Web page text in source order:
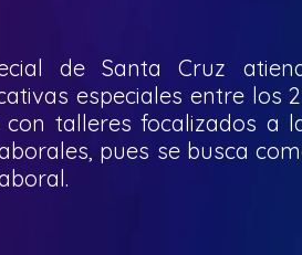
de Santa Cruz
especiales entre los
talleres focalizados a
pues se busca